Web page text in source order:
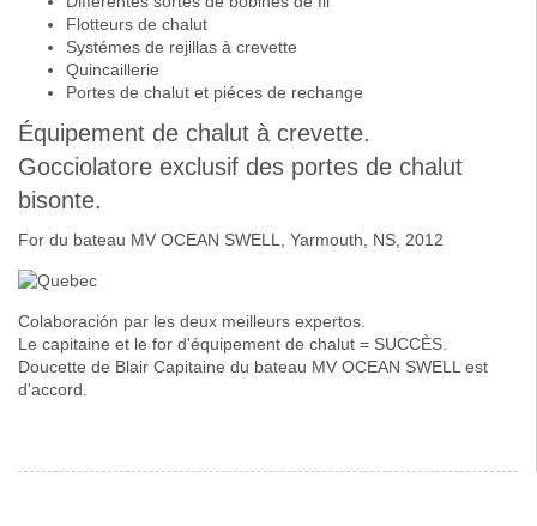
Flotteurs de chalut
Systémes de rejillas à crevette
Quincaillerie
Portes de chalut et piéces de rechange
Équipement de chalut à crevette.
Gocciolatore exclusif des portes de chalut
bisonte.
For du bateau MV OCEAN SWELL, Yarmouth, NS, 2012
Colaboración par les deux meilleurs expertos.
Le capitaine et le for d'équipement de chalut = SUCCÈS.
Doucette de Blair Capitaine du bateau MV OCEAN SWELL est
d'accord.